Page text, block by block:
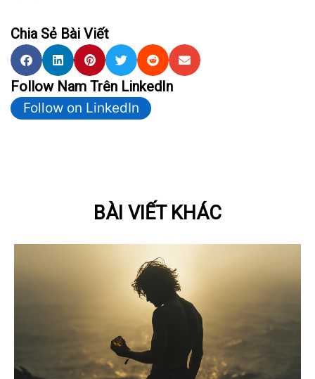
Chia Sẻ Bài Viết
Follow Nam Trên LinkedIn
Follow on LinkedIn
BÀI VIẾT KHÁC